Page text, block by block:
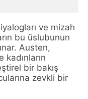
ve mizah
bu üslubunun
Austen,
kadınların
bir bakış
zevkli bir